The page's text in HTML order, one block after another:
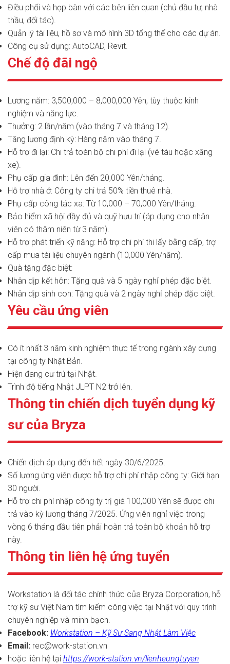
Điều phối và họp bàn với các bên liên quan (chủ đầu tư, nhà
thầu, đối tác).
Quản lý tài liệu, hồ sơ và mô hình 3D tổng thể cho các dự án.
Công cụ sử dụng: AutoCAD, Revit.
Chế độ đãi ngộ
Lương năm: 3,500,000 – 8,000,000 Yên, tùy thuộc kinh
nghiệm và năng lực.
Thưởng: 2 lần/năm (vào tháng 7 và tháng 12).
Tăng lương định kỳ: Hàng năm vào tháng 7.
Hỗ trợ đi lại: Chi trả toàn bộ chi phí đi lại (vé tàu hoặc xăng
xe).
Phụ cấp gia đình: Lên đến 20,000 Yên/tháng.
Hỗ trợ nhà ở: Công ty chi trả 50% tiền thuê nhà.
Phụ cấp công tác xa: Từ 10,000 – 70,000 Yên/tháng.
Bảo hiểm xã hội đầy đủ và quỹ hưu trí (áp dụng cho nhân
viên có thâm niên từ 3 năm).
Hỗ trợ phát triển kỹ năng: Hỗ trợ chi phí thi lấy bằng cấp, trợ
cấp mua tài liệu chuyên ngành (10,000 Yên/năm).
Quà tặng đặc biệt:
Nhân dịp kết hôn: Tặng quà và 5 ngày nghỉ phép đặc biệt.
Nhân dịp sinh con: Tặng quà và 2 ngày nghỉ phép đặc biệt.
Yêu cầu ứng viên
Có ít nhất 3 năm kinh nghiệm thực tế trong ngành xây dựng
tại công ty Nhật Bản.
Hiện đang cư trú tại Nhật.
Trình độ tiếng Nhật JLPT N2 trở lên.
Thông tin chiến dịch tuyển dụng kỹ
sư của Bryza
Chiến dịch áp dụng đến hết ngày 30/6/2025.
Số lượng ứng viên được hỗ trợ chi phí nhập công ty: Giới hạn
30 người.
Hỗ trợ chi phí nhập công ty trị giá 100,000 Yên sẽ được chi
trả vào kỳ lương tháng 7/2025. Ứng viên nghỉ việc trong
vòng 6 tháng đầu tiên phải hoàn trả toàn bộ khoản hỗ trợ
này.
Thông tin liên hệ ứng tuyển
Workstation là đối tác chính thức của Bryza Corporation, hỗ
trợ kỹ sư Việt Nam tìm kiếm công việc tại Nhật với quy trình
chuyên nghiệp và minh bạch.
Facebook: Workstation – Kỹ Sư Sang Nhật Làm Việc
Email: rec@work-station.vn
hoặc liên hệ tại https://work-station.vn/lienheungtuyen